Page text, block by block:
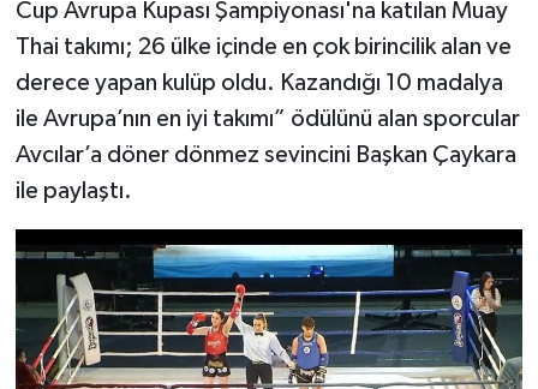
Cup Avrupa Kupası Şampiyonası'na katılan Muay
Thai takımı; 26 ülke içinde en çok birincilik alan ve
derece yapan kulüp oldu. Kazandığı 10 madalya
ile Avrupa’nın en iyi takımı” ödülünü alan sporcular
Avcılar’a döner dönmez sevincini Başkan Çaykara
ile paylaştı.